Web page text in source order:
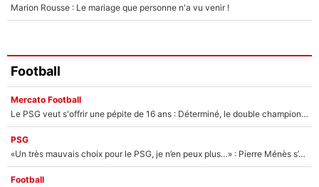
Marion Rousse : Le mariage que personne n'a vu venir !
Football
Mercato Football
Le PSG veut s'offrir une pépite de 16 ans : Déterminé, le double champion d'Europe en titre est prêt à lâcher 40M€ pour celui que l'on compare déjà à Vinicius Jr !
PSG
«Un très mauvais choix pour le PSG, je n’en peux plus…» : Pierre Ménès s’est complètement trompé avec Luis Enrique et ces déclarations le prouvent !
Football